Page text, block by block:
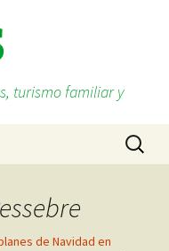
turismo familiar y
Buscar:
de Navidad en